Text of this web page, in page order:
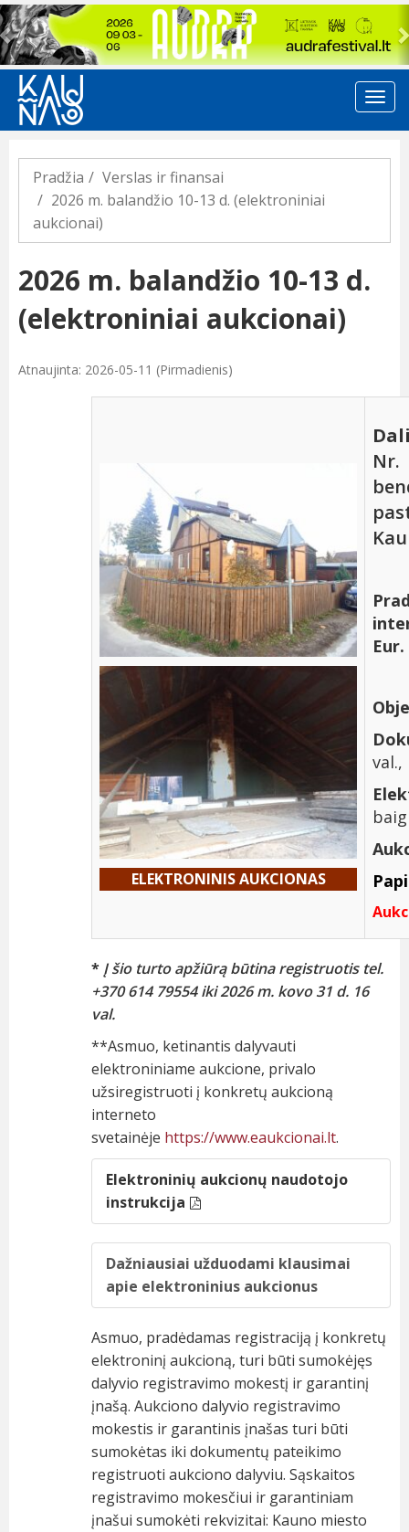
Previous
Pradžia
Verslas ir finansai
2026 m. balandžio 10-13 d. (elektroniniai
aukcionai)
2026 m. balandžio 10-13 d.
(elektroniniai aukcionai)
Atnaujinta: 2026-05-11 (Pirmadienis)
ELEKTRONINIS AUKCIONAS
Nr.
val.,
* Į šio turto apžiūrą būtina registruotis tel.
+370 614 79554 iki 2026 m. kovo 31 d. 16
val.
**Asmuo, ketinantis dalyvauti
elektroniniame aukcione, privalo
užsiregistruoti į konkretų aukcioną
interneto
svetainėje https://www.eaukcionai.lt.
Elektroninių aukcionų naudotojo
instrukcija
Dažniausiai užduodami klausimai
apie elektroninius aukcionus
Asmuo, pradėdamas registraciją į konkretų
elektroninį aukcioną, turi būti sumokėjęs
dalyvio registravimo mokestį ir garantinį
įnašą. Aukciono dalyvio registravimo
mokestis ir garantinis įnašas turi būti
sumokėtas iki dokumentų pateikimo
registruoti aukciono dalyviu. Sąskaitos
registravimo mokesčiui ir garantiniam
įnašui sumokėti rekvizitai: Kauno miesto